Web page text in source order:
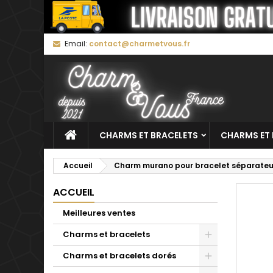
Email: contact@charmetvous.fr
CHARMS ET BRACELETS CHARMS ET
Accueil Charm murano pour bracelet
ACCUEIL
Meilleures ventes
Charms et bracelets
Charms et bracelets dorés